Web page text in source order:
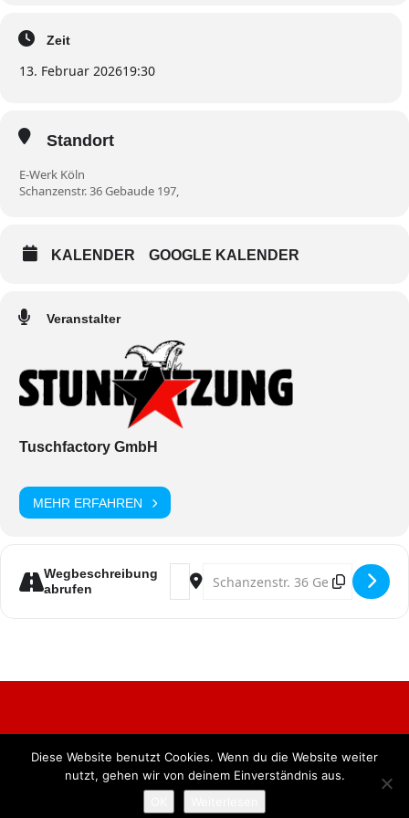
Zeit
13. Februar 202619:30
Standort
E-Werk Köln
Schanzenstr. 36 Gebaude 197,
KALENDER GOOGLE KALENDER
Veranstalter
Tuschfactory GmbH
MEHR ERFAHREN
Wegbeschreibung
abrufen
Address - Stunksitzung [bsLBs19C4]
Destination Address -
Alle Rechte vorbehalten. BKB Verlag GmbH
Diese Website benutzt Cookies. Wenn du die Website weiter
nutzt, gehen wir von deinem Einverständnis aus.